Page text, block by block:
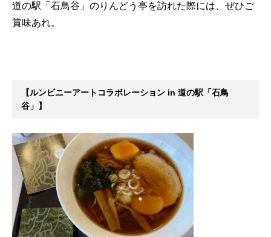
道の駅「石鳥谷」のりんどう亭を訪れた際には、ぜひご
賞味あれ。
【ルンビニーアートコラボレーション in 道の駅「石鳥
谷」】